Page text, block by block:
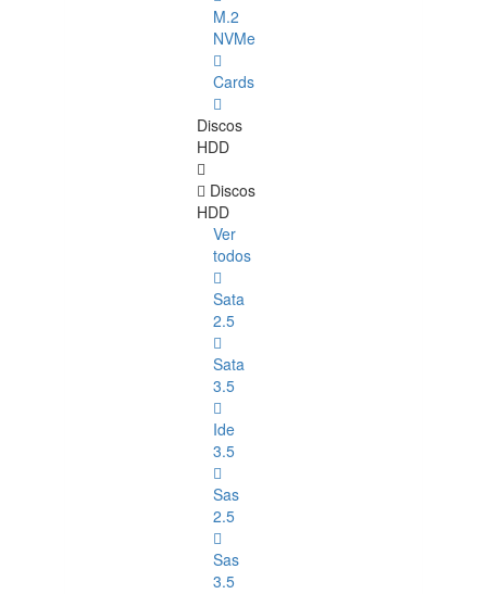
M.2
NVMe
Cards
Discos
HDD
Discos
HDD
Ver
todos
Sata
2.5
Sata
3.5
Ide
3.5
Sas
2.5
Sas
3.5